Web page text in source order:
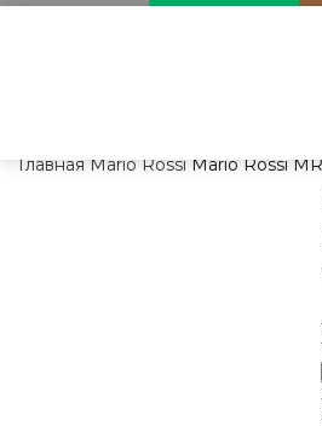
Главная Mario Rossi Mario Rossi